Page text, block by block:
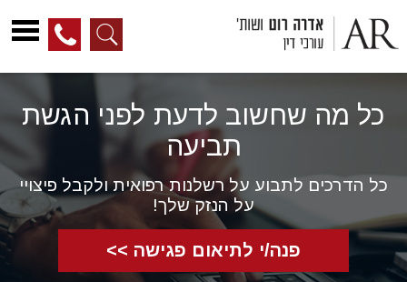
התוכןכל מה שחשוב לדעת לפני הגשת
תביעה
כל הדרכים לתבוע על רשלנות רפואית ולקבל פיצויי
על הנזק שלך!
פנה/י לתיאום פגישה >>